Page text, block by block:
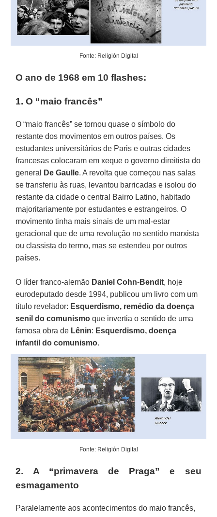
Fonte: Religión Digital
O ano de 1968 em 10 flashes:
1. O “maio francês”
O “maio francês” se tornou quase o símbolo do
restante dos movimentos em outros países. Os
estudantes universitários de Paris e outras cidades
francesas colocaram em xeque o governo direitista do
general
De Gaulle. A revolta que começou nas salas
se transferiu às ruas, levantou barricadas e isolou do
restante da cidade o central Bairro Latino, habitado
majoritariamente por estudantes e estrangeiros. O
movimento tinha mais sinais de um mal-estar
geracional que de uma revolução no sentido marxista
ou classista do termo, mas se estendeu por outros
países.
O líder franco-alemão Daniel Cohn-Bendit, hoje
eurodeputado desde 1994, publicou um livro com um
título revelador: Esquerdismo, remédio da doença
senil do comunismoque invertia o sentido de uma
famosa obra de Lênin: Esquerdismo, doença
infantil do comunismo.
Fonte: Religión Digital
2. A “primavera de Praga” e seu
esmagamento
Paralelamente aos acontecimentos do maio francês,